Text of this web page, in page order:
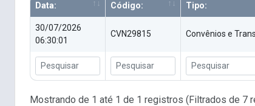
Data: Código: Tipo:
30/07/2026
06:30:01
CVN29815 Convênios e
Mostrando de 1 até 1 de 1 registros (Filtrados de 7